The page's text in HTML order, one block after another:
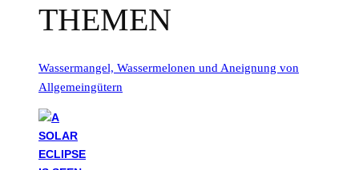
THEMEN
Wassermangel, Wassermelonen und Aneignung von
Allgemeingütern